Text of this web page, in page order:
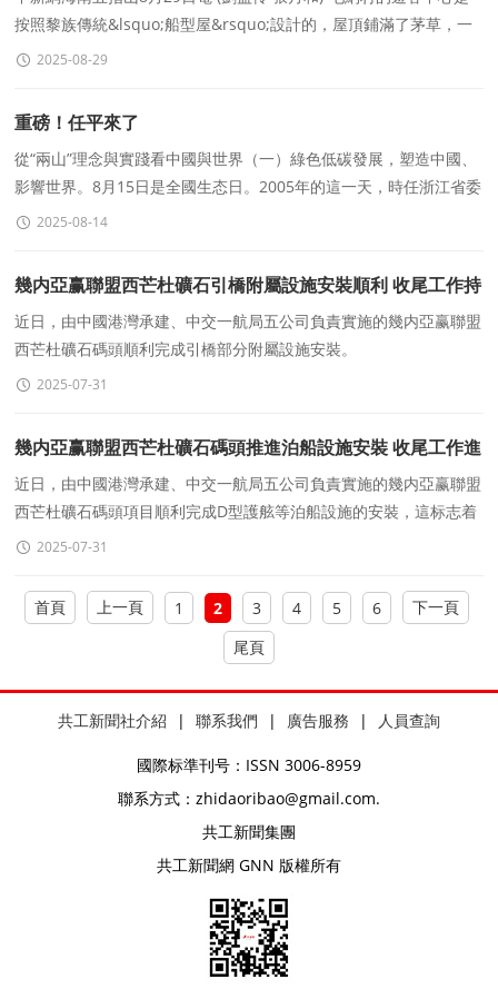
按照黎族傳統&lsquo;船型屋&rsquo;設計的，屋頂鋪滿了茅草，一
進村就能感受到濃郁的黎族文化氛圍。&rdquo
2025-08-29
重磅！任平來了
從“兩山”理念與實踐看中國與世界（一）綠色低碳發展，塑造中國、
影響世界。8月15日是全國生态日。2005年的這一天，時任浙江省委
書記的習近平同志在安吉縣餘村考察，提出&
2025-08-14
幾内亞赢聯盟西芒杜礦石引橋附屬設施安裝順利 收尾工作持
續推進
近日，由中國港灣承建、中交一航局五公司負責實施的幾内亞赢聯盟
西芒杜礦石碼頭順利完成引橋部分附屬設施安裝。
2025-07-31
幾内亞赢聯盟西芒杜礦石碼頭推進泊船設施安裝 收尾工作進
入尾聲
近日，由中國港灣承建、中交一航局五公司負責實施的幾内亞赢聯盟
西芒杜礦石碼頭項目順利完成D型護舷等泊船設施的安裝，這标志着
收尾工作已進入尾聲。
2025-07-31
首頁 上一頁 1 2 3 4 5 6
下一頁
尾頁
共工新聞社介紹 | 聯系我們 | 廣告服務 | 人員查詢
國際标準刊号：ISSN 3006-8959
聯系方式：zhidaoribao@gmail.com.
共工新聞集團
共工新聞網 GNN 版權所有